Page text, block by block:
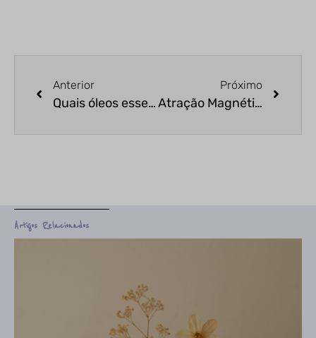
Anterior
Quais óleos essenciais ajudam a harmonizar o ambiente de trabalho?
Próximo
Atração Magnética: Descubra o Óleo Essencial Perfeito para Atrair e Encantar
Artigos Relacionados